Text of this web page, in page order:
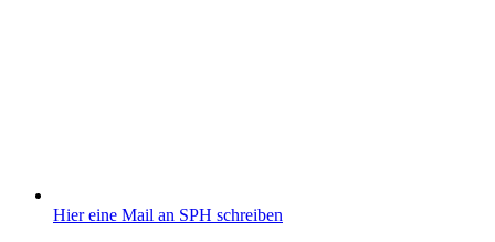
Hier eine Mail an SPH schreiben